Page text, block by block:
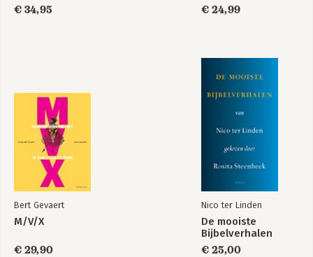
€ 34,95 € 24,99
Bert Gevaert
M/V/X
€ 29,90
Nico ter Linden
De mooiste
Bijbelverhalen
€ 25,00